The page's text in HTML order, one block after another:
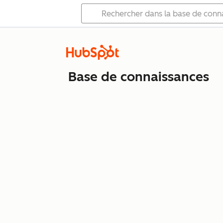
Base de connaissances